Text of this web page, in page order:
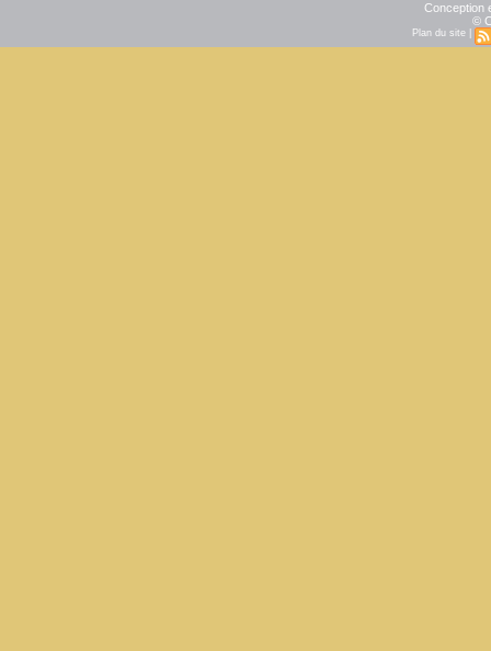
Conception
©
Plan du site